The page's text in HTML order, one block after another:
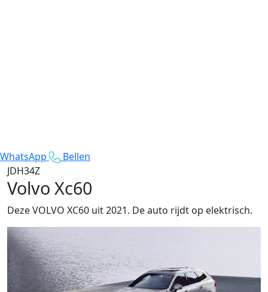
WhatsApp
Bellen
JDH34Z
Volvo Xc60
Deze VOLVO XC60 uit 2021. De auto rijdt op elektrisch.